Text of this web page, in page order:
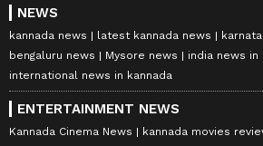
NEWS
kannada news latest kannada news
bengaluru news
Mysore news
india news in
international news in kannada
ENTERTAINMENT NEWS
Kannada Cinema News kannada movies